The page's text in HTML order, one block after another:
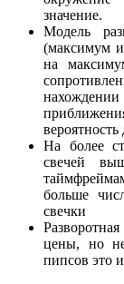
значение.
Модель
(максимум
на
На более
свечей
больше
свечки
цены, но
пипсов это